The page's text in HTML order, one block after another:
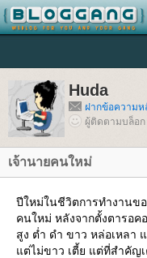
Huda
ฝากข้อความห
ผู้ติดตามบล็อก
เจ้านายคนใหม่
ปีใหม่ในชีวิตการทำงานข
คนใหม่ หลังจากตั้งตารอ
สูง ต่ำ ดำ ขาว หล่อเหลา
ต่ไม่ขาว เตี้ย แต่ที่สำคัญเ